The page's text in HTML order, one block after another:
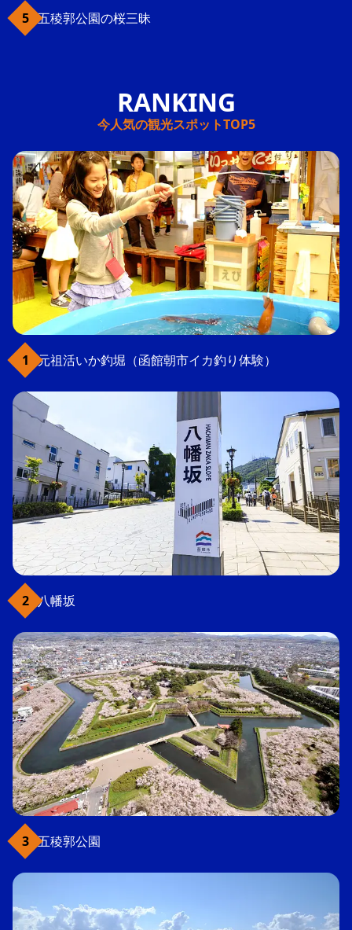
五稜郭公園の桜三昧
今人気の観光スポットTOP5
元祖活いか釣堀（函館朝市イカ釣り体験）
八幡坂
五稜郭公園